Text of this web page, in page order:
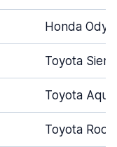
Honda
Toyota
Toyota Aqua
Toyota